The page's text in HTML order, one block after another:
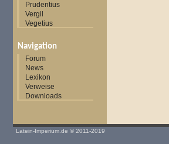
Prudentius
Vergil
Vegetius
Navigation
Forum
News
Lexikon
Verweise
Downloads
Latein-Imperium.de © 2011-2019